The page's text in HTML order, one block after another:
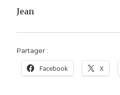
Jean
Partager :
Facebook X